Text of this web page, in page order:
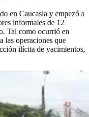
en Caucasia y empezó a
informales de 12
Tal como ocurrió en
las operaciones que
ilícita de yacimientos,